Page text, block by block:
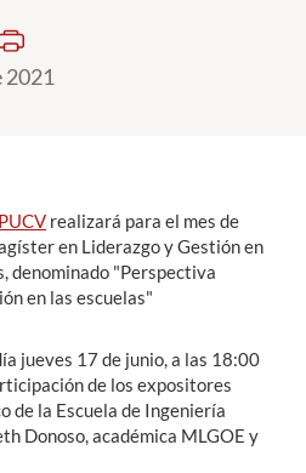
2021
realizará para el mes de
en Liderazgo y Gestión en
denominado "Perspectiva
en las escuelas"
jueves 17 de junio, a las 18:00
de los expositores
de la Escuela de Ingeniería
Donoso, académica MLGOE y